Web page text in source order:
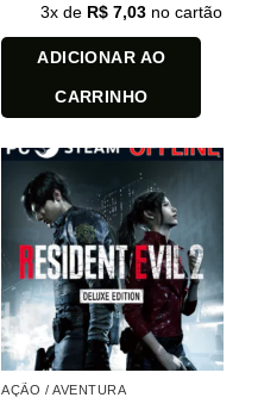
3x de R$ 7,03 no cartão
ADICIONAR AO
CARRINHO
AÇÃO / AVENTURA